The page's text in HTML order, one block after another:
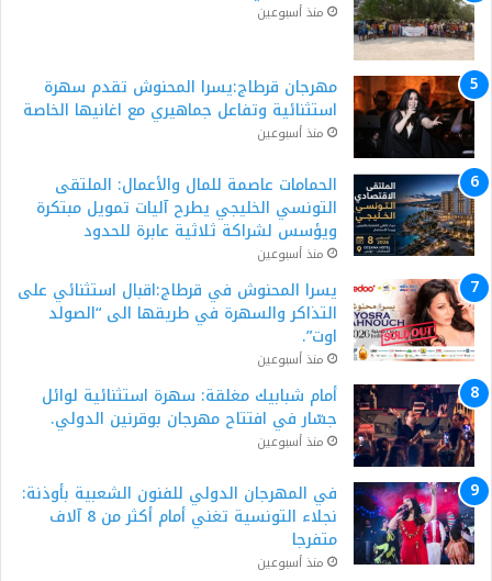
منذ أسبوعين
مهرجان قرطاج:يسرا المحنوش تقدم سهرة
استثنائية وتفاعل جماهيري مع اغانيها الخاصة
منذ أسبوعين
الحمامات عاصمة للمال والأعمال: الملتقى
التونسي الخليجي يطرح آليات تمويل مبتكرة
ويؤسس لشراكة ثلاثية عابرة للحدود
منذ أسبوعين
يسرا المحنوش في قرطاج:اقبال استثنائي على
التذاكر والسهرة في طريقها الى “الصولد
اوت”.
منذ أسبوعين
أمام شبابيك مغلقة: سهرة استثنائية لوائل
جسّار في افتتاح مهرجان بوقرنين الدولي.
منذ أسبوعين
في المهرجان الدولي للفنون الشعبية بأوذنة:
نجلاء التونسية تغني أمام أكثر من 8 آلاف
متفرجا
منذ أسبوعين